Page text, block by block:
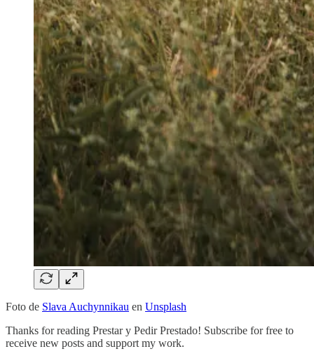
Foto de Slava Auchynnikau en Unsplash
Thanks for reading Prestar y Pedir Prestado! Subscribe for free to
receive new posts and support my work.